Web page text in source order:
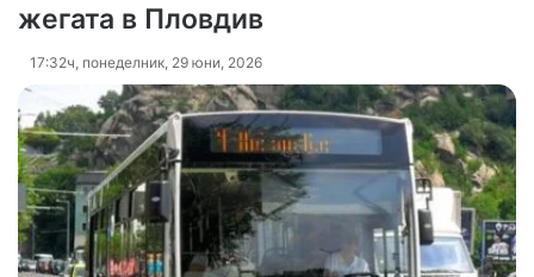
жегата в Пловдив
17:32ч, понеделник, 29 юни, 2026